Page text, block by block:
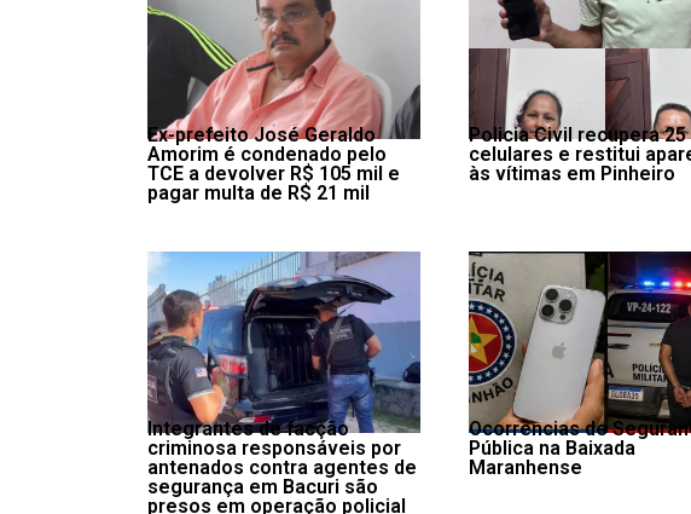
Ex-prefeito José Geraldo
Amorim é condenado pelo
TCE a devolver R$ 105 mil e
pagar multa de R$ 21 mil
Policia Civil recupera 25
celulares e restitui
às vítimas em Pinheiro
Integrantes de facção
criminosa responsáveis por
antenados contra agentes de
segurança em Bacuri são
presos em operação policial
Ocorrências de
Pública na Baixada
Maranhense